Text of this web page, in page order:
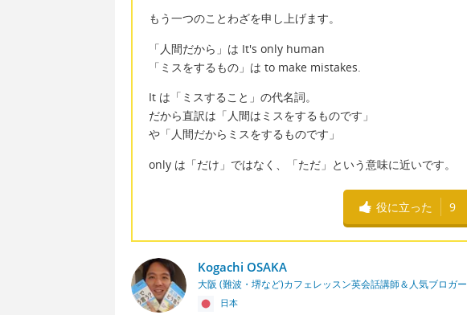
もう一つのことわざを申し上げます。
「人間だから」は It's only human
「ミスをするもの」は to make mistakes.
It は「ミスすること」の代名詞。
だから直訳は「人間はミスをするものです」
や「人間だからミスをするものです」
only は「だけ」ではなく、「ただ」という意味に近いです。
役に立った 9
Kogachi OSAKA
大阪 (難波・堺など)カフェレッスン英会話講師＆人気ブロガー
日本